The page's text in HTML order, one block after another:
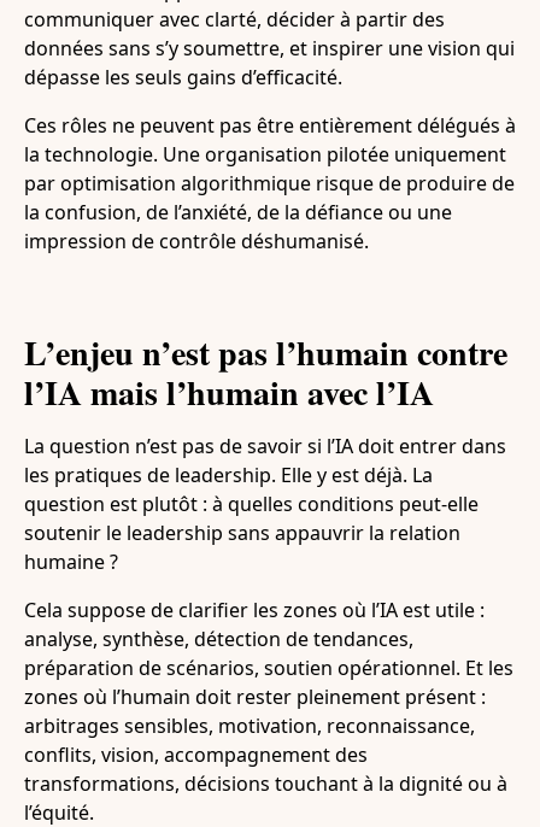
communiquer avec clarté, décider à partir des
données sans s’y soumettre, et inspirer une vision qui
dépasse les seuls gains d’efficacité.
Ces rôles ne peuvent pas être entièrement délégués à
la technologie. Une organisation pilotée uniquement
par optimisation algorithmique risque de produire de
la confusion, de l’anxiété, de la défiance ou une
impression de contrôle déshumanisé.
L’enjeu n’est pas l’humain contre
l’IA mais l’humain avec l’IA
La question n’est pas de savoir si l’IA doit entrer dans
les pratiques de leadership. Elle y est déjà. La
question est plutôt : à quelles conditions peut-elle
soutenir le leadership sans appauvrir la relation
humaine ?
Cela suppose de clarifier les zones où l’IA est utile :
analyse, synthèse, détection de tendances,
préparation de scénarios, soutien opérationnel. Et les
zones où l’humain doit rester pleinement présent :
arbitrages sensibles, motivation, reconnaissance,
conflits, vision, accompagnement des
transformations, décisions touchant à la dignité ou à
l’équité.